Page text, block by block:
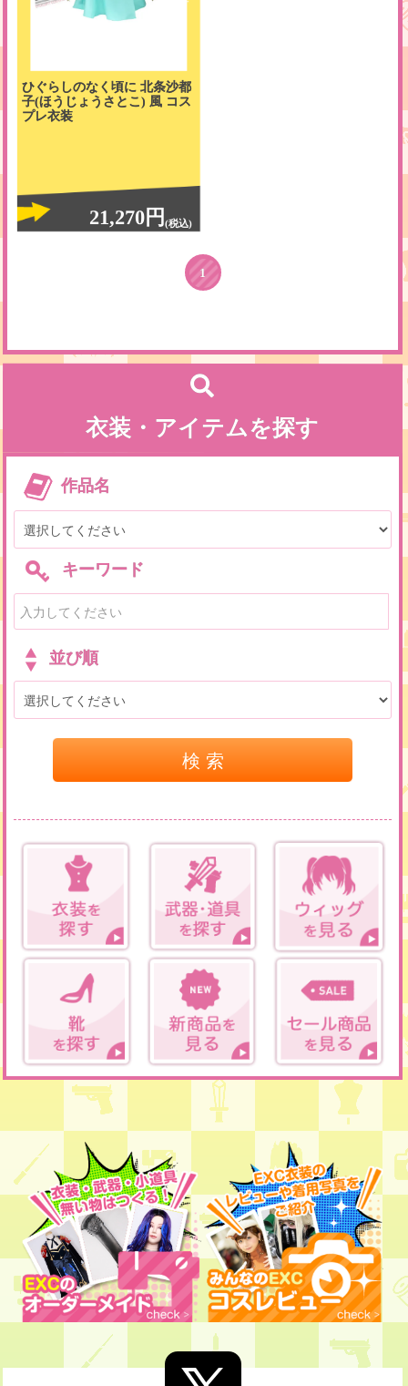
ひぐらしのなく頃に 北条沙都
子(ほうじょうさとこ) 風 コス
プレ衣装
21,270円(税込)
1
衣装・アイテムを探す
作品名
キーワード
並び順
検 索